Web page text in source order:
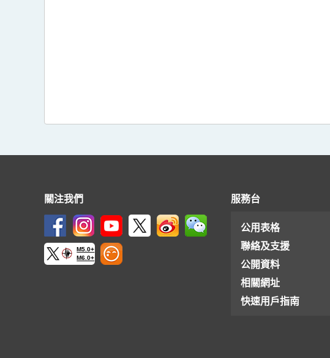
關注我們
M5.0+
M6.0+
服務台
公用表格
聯絡及支援
公開資料
相關網址
快速用戶指南